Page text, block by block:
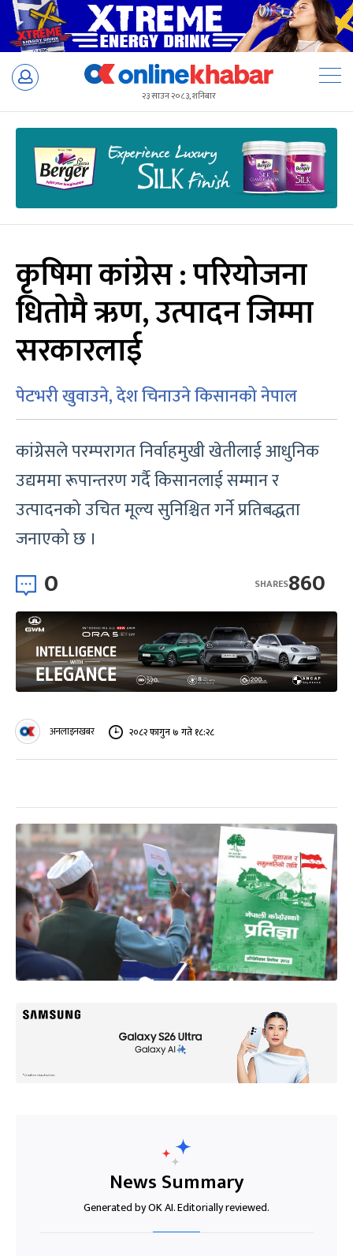
Skip
२३ साउन २०८३, शनिबार
कृषिमा कांग्रेस : परियोजना
धितोमै ऋण, उत्पादन जिम्मा
सरकारलाई
पेटभरी खुवाउने, देश चिनाउने किसानको नेपाल
कांग्रेसले परम्परागत निर्वाहमुखी खेतीलाई आधुनिक
उद्यममा रूपान्तरण गर्दै किसानलाई सम्मान र
उत्पादनको उचित मूल्य सुनिश्चित गर्ने प्रतिबद्धता
जनाएको छ ।
0 860
SHARES
अनलाइनखबर २०८२ फागुन ७ गते १८:२८
News Summary
Generated by OK AI. Editorially reviewed.